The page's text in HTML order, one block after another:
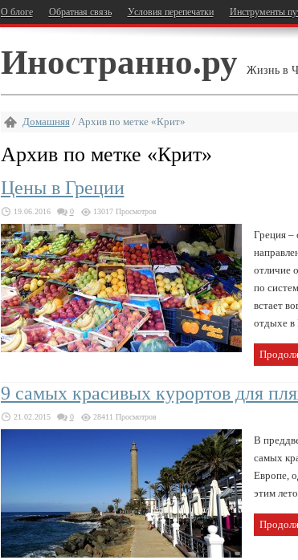
О блоге Обратная связь Условия перепечатки Инструменты
Иностранно.ру Жизнь в
Домашняя/ Архив по метке «Крит»
Архив по метке «Крит»
Цены в Греции
19.06.2016 0 13017 Просмотров
Греция –
отличие
по
встает
отдыхе в
9 самых красивых курортов для
21.02.2015 0 28411 Просмотров
В
самых
Европе,
этим